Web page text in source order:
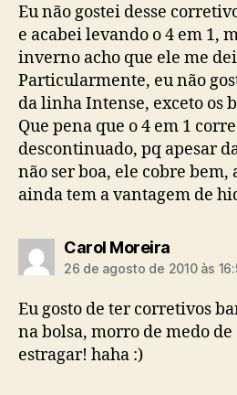
Eu não gostei desse
e acabei levando o 4 em 1,
inverno acho que ele me
Particularmente, eu não
da linha Intense, exceto os
Que pena que o 4 em 1
descontinuado, pq apesar
não ser boa, ele cobre bem,
ainda tem a vantagem de
Carol Moreiradiz:
26 de agosto de 2010 às
Eu gosto de ter corretivos
na bolsa, morro de medo de
estragar! haha :)